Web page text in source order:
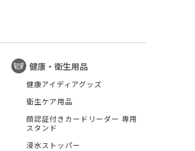
健康・衛生用品
健康アイディアグッズ
衛生ケア用品
顔認証付きカードリーダー 専用
スタンド
浸水ストッパー